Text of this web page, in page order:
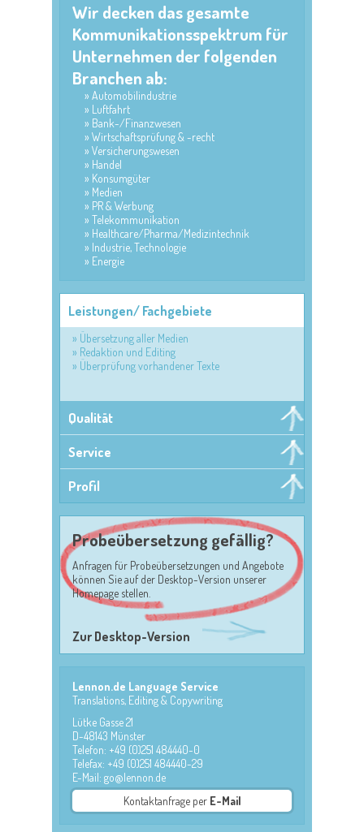
Wir decken das gesamte
Kommunikationsspektrum für
Unternehmen der folgenden
Branchen ab:
Automobilindustrie
Luftfahrt
Bank-/Finanzwesen
Wirtschaftsprüfung & -recht
Versicherungswesen
Handel
Konsumgüter
Medien
PR & Werbung
Telekommunikation
Healthcare/Pharma/Medizintechnik
Industrie, Technologie
Energie
Leistungen/ Fachgebiete
Übersetzung aller Medien
Redaktion und Editing
Überprüfung vorhandener Texte
Qualität
Service
Profil
Probeübersetzung gefällig?
Anfragen für Probeübersetzungen und Angebote
können Sie auf der Desktop-Version unserer
Homepage stellen.
Zur Desktop-Version
Lennon.de Language Service
Translations, Editing & Copywriting
Lütke Gasse 21
D-48143 Münster
Telefon: +49 (0)251 484440-0
Telefax: +49 (0)251 484440-29
E-Mail: go@lennon.de
Kontaktanfrage per E-Mail